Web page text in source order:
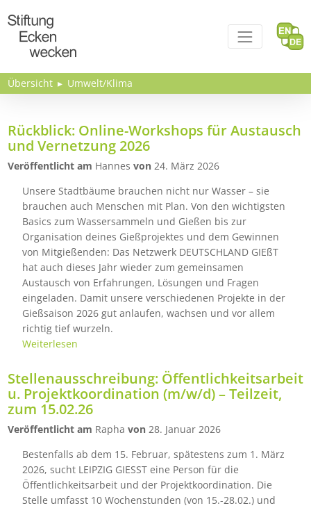
Übersicht Umwelt/Klima
Rückblick: Online-Workshops für Austausch
und Vernetzung 2026
Veröffentlicht am Hannes von 24. März 2026
Unsere Stadtbäume brauchen nicht nur Wasser – sie
brauchen auch Menschen mit Plan. Von den wichtigsten
Basics zum Wassersammeln und Gießen bis zur
Organisation deines Gießprojektes und dem Gewinnen
von Mitgießenden: Das Netzwerk DEUTSCHLAND GIEßT
hat auch dieses Jahr wieder zum gemeinsamen
Austausch von Erfahrungen, Lösungen und Fragen
eingeladen. Damit unsere verschiedenen Projekte in der
Gießsaison 2026 gut anlaufen, wachsen und vor allem
richtig tief wurzeln.
Weiterlesen
Stellenausschreibung: Öffentlichkeitsarbeit
u. Projektkoordination (m/w/d) – Teilzeit,
zum 15.02.26
Veröffentlicht am Rapha von 28. Januar 2026
Bestenfalls ab dem 15. Februar, spätestens zum 1. März
2026, sucht LEIPZIG GIESST eine Person für die
Öffentlichkeitsarbeit und der Projektkoordination. Die
Stelle umfasst 10 Wochenstunden (von 15.-28.02.) und